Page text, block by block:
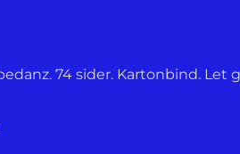
74 sider. Kartonbind. Let